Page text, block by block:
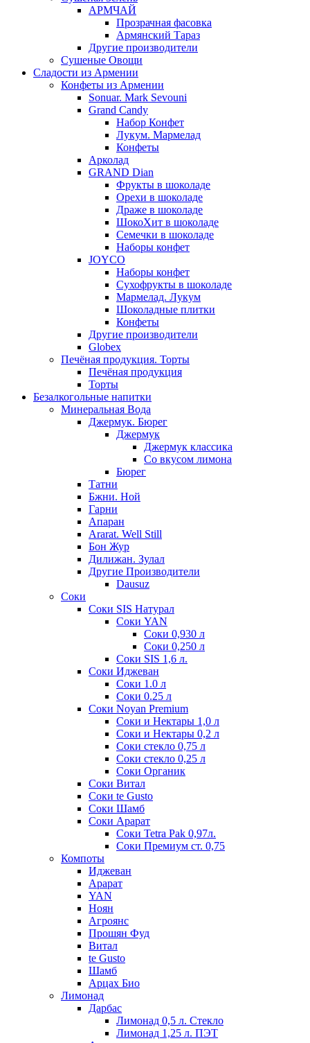
АРМЧАЙ
Прозрачная фасовка
Армянский Тараз
Другие производители
Сушеные Овощи
Сладости из Армении
Конфеты из Армении
Sonuar. Mark Sevouni
Grand Candy
Набор Конфет
Лукум. Мармелад
Конфеты
Арколад
GRAND Dian
Фрукты в шоколаде
Орехи в шоколаде
Драже в шоколаде
ШокоХит в шоколаде
Семечки в шоколаде
Наборы конфет
JOYCO
Наборы конфет
Сухофрукты в шоколаде
Мармелад. Лукум
Шоколадные плитки
Конфеты
Другие производители
Globex
Печёная продукция. Торты
Печёная продукция
Торты
Безалкогольные напитки
Минеральная Вода
Джермук. Бюрег
Джермук
Джермук классика
Со вкусом лимона
Бюрег
Татни
Бжни. Ной
Гарни
Апаран
Ararat. Well Still
Бон Жур
Дилижан. Зулал
Другие Производители
Dausuz
Соки
Соки SIS Натурал
Соки YAN
Соки 0,930 л
Соки 0,250 л
Соки SIS 1,6 л.
Соки Иджеван
Соки 1.0 л
Соки 0.25 л
Соки Noyan Premium
Соки и Нектары 1,0 л
Соки и Нектары 0,2 л
Соки стекло 0,75 л
Соки стекло 0,25 л
Соки Органик
Соки Витал
Соки te Gusto
Соки Шамб
Соки Арарат
Соки Tetra Pak 0,97л.
Соки Премиум ст. 0,75
Компоты
Иджеван
Арарат
YAN
Ноян
Агроянс
Прошян Фуд
Витал
te Gusto
Шамб
Арцах Био
Лимонад
Дарбас
Лимонад 0,5 л. Стекло
Лимонад 1,25 л. ПЭТ